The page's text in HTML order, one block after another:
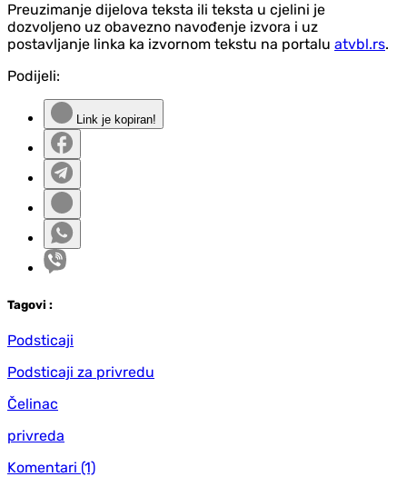
Preuzimanje dijelova teksta ili teksta u cjelini je
dozvoljeno uz obavezno navođenje izvora i uz
postavljanje linka ka izvornom tekstu na portalu atvbl.rs.
Podijeli:
Link je kopiran!
Tagovi :
Podsticaji
Podsticaji za privredu
Čelinac
privreda
Komentari (1)